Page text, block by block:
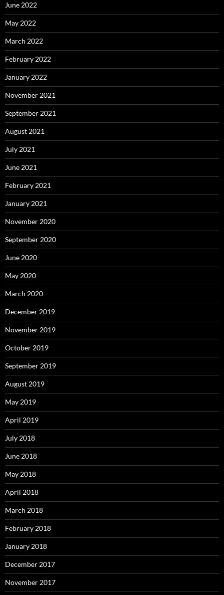
June 2022
May 2022
March 2022
February 2022
January 2022
November 2021
September 2021
August 2021
July 2021
June 2021
February 2021
January 2021
November 2020
September 2020
June 2020
May 2020
March 2020
December 2019
November 2019
October 2019
September 2019
August 2019
May 2019
April 2019
July 2018
June 2018
May 2018
April 2018
March 2018
February 2018
January 2018
December 2017
November 2017